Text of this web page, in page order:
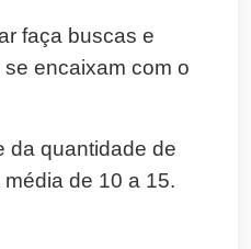
faça buscas e
encaixam com o
da quantidade de
de 10 a 15.